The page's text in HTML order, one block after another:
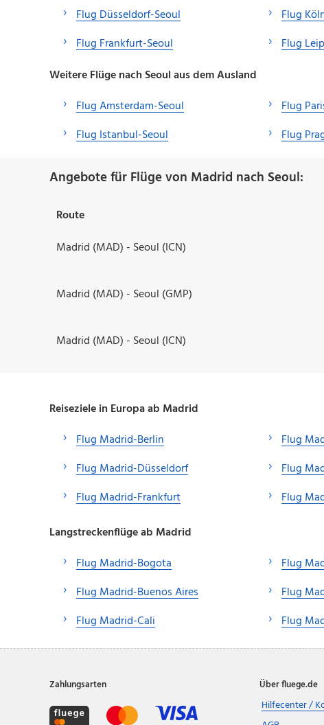
Flug Düsseldorf-Seoul
Flug Frankfurt-Seoul
Flug
Flug
Weitere Flüge nach Seoul aus dem Ausland
Flug Amsterdam-Seoul
Flug Istanbul-Seoul
Flug
Flug
Angebote für Flüge von Madrid nach Seoul:
Route
Madrid (MAD) - Seoul (ICN)
Madrid (MAD) - Seoul (GMP)
Madrid (MAD) - Seoul (ICN)
Reiseziele in Europa ab Madrid
Flug Madrid-Berlin
Flug Madrid-Düsseldorf
Flug Madrid-Frankfurt
Flug
Flug
Flug
Langstreckenflüge ab Madrid
Flug Madrid-Bogota
Flug Madrid-Buenos Aires
Flug Madrid-Cali
Flug
Flug
Flug